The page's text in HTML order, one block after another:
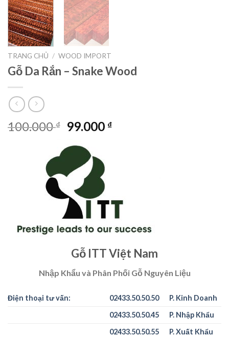
TRANG CHỦ / WOOD IMPORT
Gỗ Da Rắn – Snake Wood
100.000₫
Giá
là:
100.000 ₫.
99.000 ₫Giá
Gỗ ITT Việt Nam
Nhập Khẩu và Phân Phối Gỗ Nguyên Liệu
Điện thoại tư vấn: 02433.50.50.50
P. Kinh Doanh
02433.50.50.45
P. Nhập Khẩu
02433.50.50.55
P. Xuất Khẩu